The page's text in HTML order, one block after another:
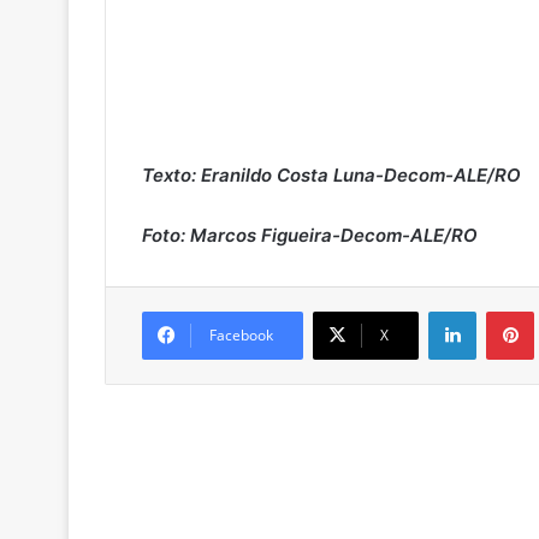
Texto: Eranildo Costa Luna-Decom-ALE/RO
Foto: Marcos Figueira-Decom-ALE/RO
Facebook X